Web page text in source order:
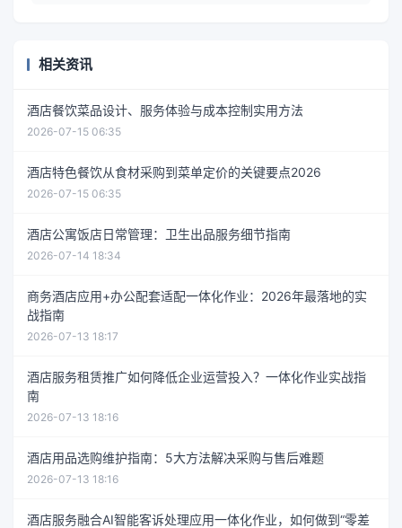
相关资讯
酒店餐饮菜品设计、服务体验与成本控制实用方法
2026-07-15 06:35
酒店特色餐饮从食材采购到菜单定价的关键要点2026
2026-07-15 06:35
酒店公寓饭店日常管理：卫生出品服务细节指南
2026-07-14 18:34
商务酒店应用+办公配套适配一体化作业：2026年最落地的实
战指南
2026-07-13 18:17
酒店服务租赁推广如何降低企业运营投入？一体化作业实战指
南
2026-07-13 18:16
酒店用品选购维护指南：5大方法解决采购与售后难题
2026-07-13 18:16
酒店服务融合AI智能客诉处理应用一体化作业，如何做到“零差